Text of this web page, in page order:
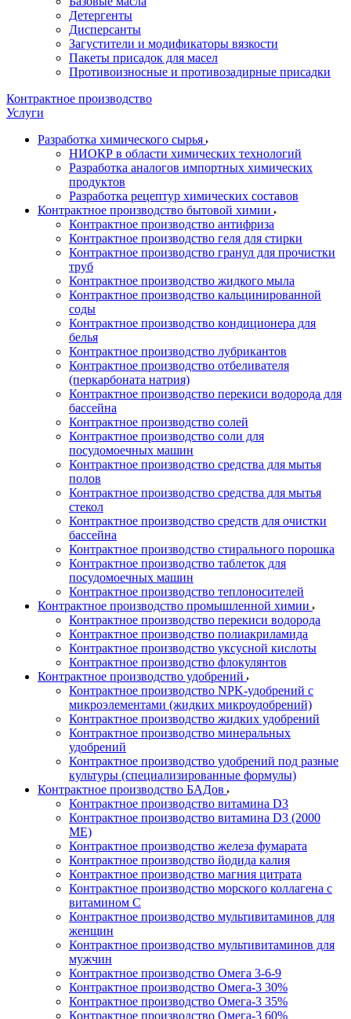
Детергенты
Дисперсанты
Загустители и модификаторы вязкости
Пакеты присадок для масел
Противоизносные и противозадирные присадки
Контрактное производство
Услуги
Разработка химического сырья
НИОКР в области химических технологий
Разработка аналогов импортных химических
продуктов
Разработка рецептур химических составов
Контрактное производство бытовой химии
Контрактное производство антифриза
Контрактное производство геля для стирки
Контрактное производство гранул для прочистки
труб
Контрактное производство жидкого мыла
Контрактное производство кальцинированной
соды
Контрактное производство кондиционера для
белья
Контрактное производство лубрикантов
Контрактное производство отбеливателя
(перкарбоната натрия)
Контрактное производство перекиси водорода для
бассейна
Контрактное производство солей
Контрактное производство соли для
посудомоечных машин
Контрактное производство средства для мытья
полов
Контрактное производство средства для мытья
стекол
Контрактное производство средств для очистки
бассейна
Контрактное производство стирального порошка
Контрактное производство таблеток для
посудомоечных машин
Контрактное производство теплоносителей
Контрактное производство промышленной химии
Контрактное производство перекиси водорода
Контрактное производство полиакриламида
Контрактное производство уксусной кислоты
Контрактное производство флокулянтов
Контрактное производство удобрений
Контрактное производство NPK-удобрений с
микроэлементами (жидких микроудобрений)
Контрактное производство жидких удобрений
Контрактное производство минеральных
удобрений
Контрактное производство удобрений под разные
культуры (специализированные формулы)
Контрактное производство БАДов
Контрактное производство витамина D3
Контрактное производство витамина D3 (2000
МЕ)
Контрактное производство железа фумарата
Контрактное производство йодида калия
Контрактное производство магния цитрата
Контрактное производство морского коллагена с
витамином С
Контрактное производство мультивитаминов для
женщин
Контрактное производство мультивитаминов для
мужчин
Контрактное производство Омега 3-6-9
Контрактное производство Омега-3 30%
Контрактное производство Омега-3 35%
Контрактное производство Омега-3 60%